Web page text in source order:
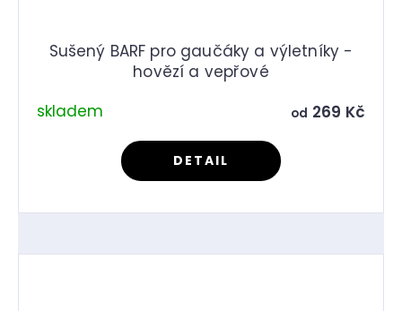
Sušený BARF pro gaučáky a výletníky -
hovězí a vepřové
skladem
od 269 Kč
DETAIL